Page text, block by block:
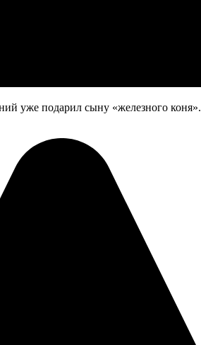
уже подарил сыну «железного коня».